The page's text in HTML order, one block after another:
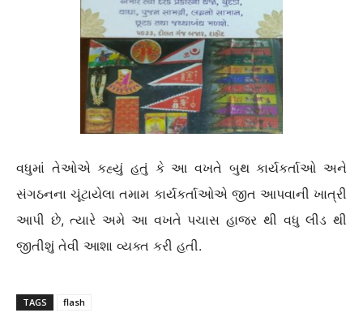
વધુમાં તેઓએ કહ્યું હતું કે આ વખતે બુથ કાર્યકર્તાઓ અને
સંગઠનના ચૂંટાયેલા તમામ કાર્યકર્તાઓએ જીત આપવાની ખાત્રી
આપી છે, ત્યારે અમે આ વખતે પચાસ હાજર થી વધુ લીડ થી
જીતીશું તેવી આશા વ્યક્ત કરી હતી.
TAGS flash